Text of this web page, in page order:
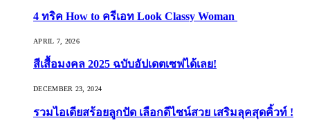
4 ทริค How to ครีเอท Look Classy Woman
APRIL 7, 2026
สีเสื้อมงคล 2025 ฉบับอัปเดตเซฟได้เลย!
DECEMBER 23, 2024
รวมไอเดียสร้อยลูกปัด เลือกดีไซน์สวย เสริมลุคสุดคิ้วท์ !